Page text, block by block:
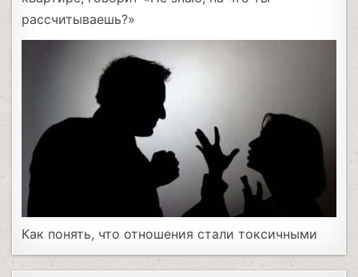
рассчитываешь?»
Как понять, что отношения стали токсичными